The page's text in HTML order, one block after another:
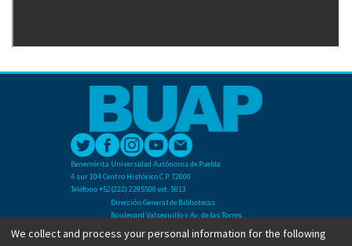
Benemérita Universidad Autónoma de Puebla
4 sur 104 Centro Histórico C.P. 72000
Teléfono +52(222) 2295500 ext. 5013
Dirección General de Bibliotecas
Boulevard Valsequillo y Av. de las Torres
Ciudad Universitaria. Col. San Manuel
C.P. 72570
We collect and process your personal information for the following